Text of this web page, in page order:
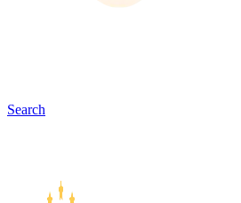
Search